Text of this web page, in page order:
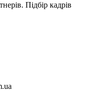
Підбір кадрів